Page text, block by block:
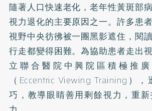
隨著人口快速老化，老年性黃斑部
視力退化的主要原因之一。許多患
視野中央彷彿被一團黑影遮住，閱
行走都變得困難。為協助患者走出
立聯合醫院中興院區積極推廣
（Eccentric Viewing Training）
巧，教導眼睛善用剩餘視力，重